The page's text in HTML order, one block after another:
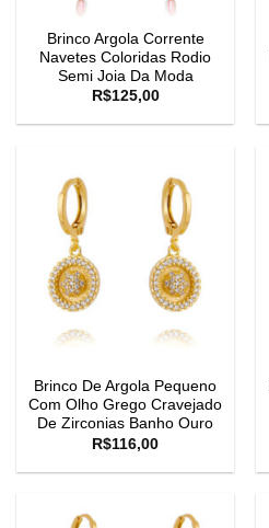
Brinco Argola Corrente
Navetes Coloridas Rodio
Semi Joia Da Moda
R$125,00
Brinco De Argola Pequeno
Com Olho Grego Cravejado
De Zirconias Banho Ouro
R$116,00